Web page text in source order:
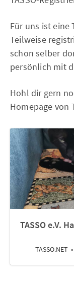
Für uns ist eine
Teilweise
schon selber
persönlich mit
Hohl dir gern
Homepage von
TASSO e.V.
TASSO.NET